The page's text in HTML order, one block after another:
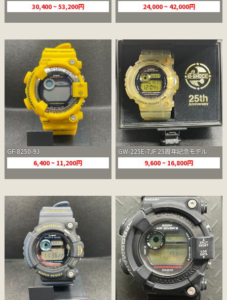
30,400 ~ 53,200円
24,000 ~ 42,000円
GF-8250-9J
6,400 ~ 11,200円
GW-225E-7JF 25周年記念モデル
9,600 ~ 16,800円